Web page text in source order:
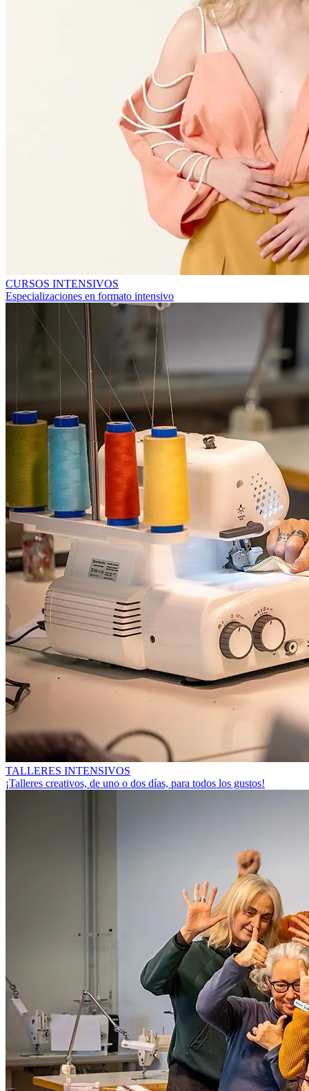
CURSOS INTENSIVOS
Especializaciones en formato intensivo
TALLERES INTENSIVOS
¡Talleres creativos, de uno o dos días, para todos los gustos!